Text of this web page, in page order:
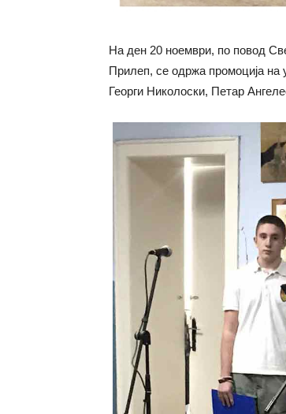
На ден 20 ноември, по повод
Прилеп, се одржа промоција на
Георги Николоски, Петар